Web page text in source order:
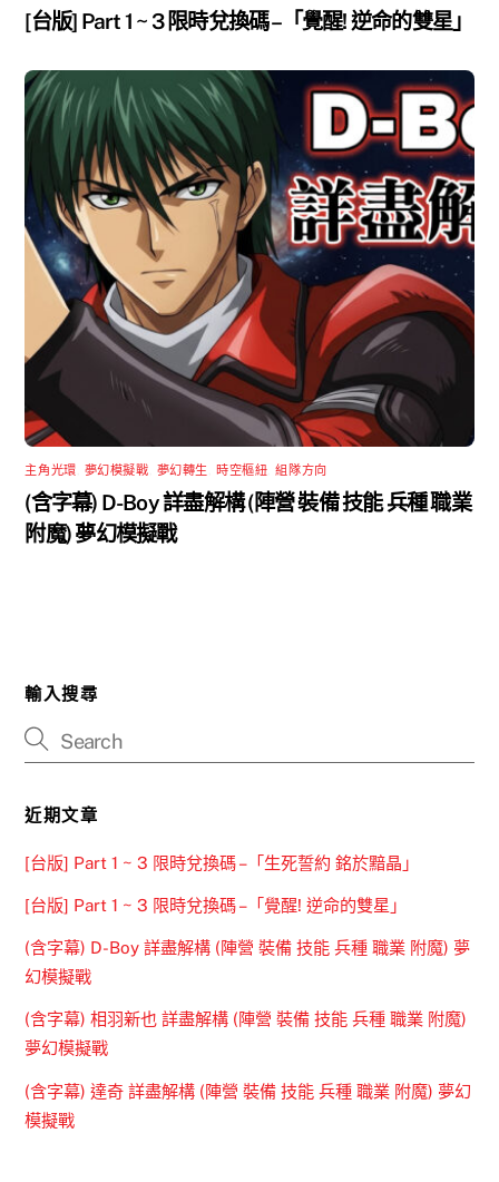
[台版] Part 1 ~ 3 限時兌換碼 –「覺醒! 逆命的雙星」
主角光環 夢幻模擬戰 夢幻轉生 ,時空樞紐 ,組隊方向
(含字幕) D-Boy 詳盡解構 (陣營 裝備 技能 兵種 職業
附魔) 夢幻模擬戰
輸入搜尋
近期文章
[台版] Part 1 ~ 3 限時兌換碼 –「生死誓約 銘於黯晶」
[台版] Part 1 ~ 3 限時兌換碼 –「覺醒! 逆命的雙星」
(含字幕) D-Boy 詳盡解構 (陣營 裝備 技能 兵種 職業 附魔) 夢
幻模擬戰
(含字幕) 相羽新也 詳盡解構 (陣營 裝備 技能 兵種 職業 附魔)
夢幻模擬戰
(含字幕) 達奇 詳盡解構 (陣營 裝備 技能 兵種 職業 附魔) 夢幻
模擬戰